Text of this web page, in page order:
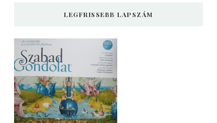
LEGFRISSEBB LAPSZÁM